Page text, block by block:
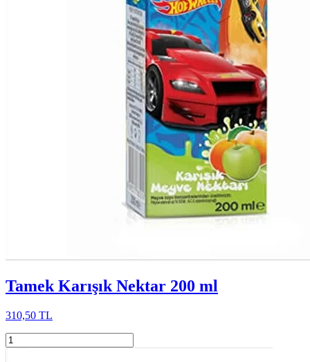
Tamek Karışık Nektar 200 ml
310,50 TL